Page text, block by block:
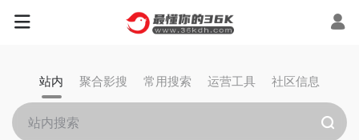
站内 聚合影搜 常用搜索 运营工具 社区信息